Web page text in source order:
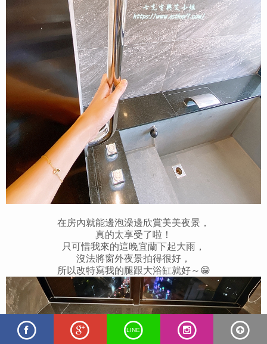
在房內就能邊泡澡邊欣賞美美夜景，
真的太享受了啦！
只可惜我來的這晚宜蘭下起大雨，
沒法將窗外夜景拍得很好，
所以改特寫我的腿跟大浴缸就好～😁
LINE